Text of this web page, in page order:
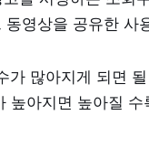
영상을 공유한
많아지게 되면
아지면 높아질